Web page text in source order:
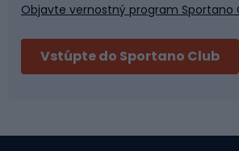
Bushcraft
Bikepacking
Fitness a posilňovňa
Cyklistické prilby
Objavte vernostný program Sportano
Vstúpte do Sportano Club